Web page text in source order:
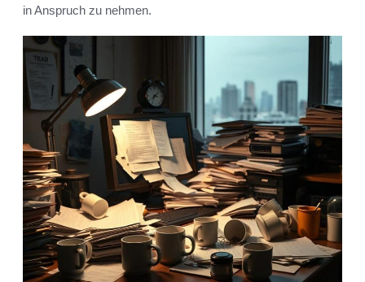
in Anspruch zu nehmen.